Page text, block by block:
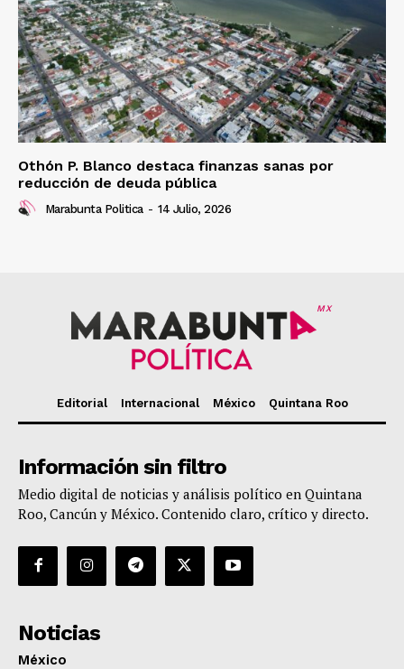
Othón P. Blanco destaca finanzas sanas por
reducción de deuda pública
Marabunta Politica - 14 Julio, 2026
MX
Editorial Internacional México Quintana Roo
Información sin filtro
Medio digital de noticias y análisis político en Quintana
Roo, Cancún y México. Contenido claro, crítico y directo.
Noticias
México